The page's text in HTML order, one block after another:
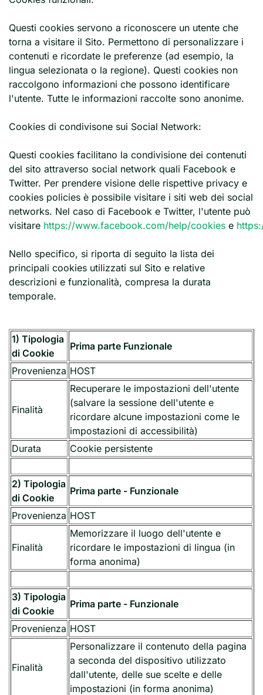
Questi cookies servono a riconoscere un utente che
torna a visitare il Sito. Permettono di personalizzare i
contenuti e ricordate le preferenze (ad esempio, la
lingua selezionata o la regione). Questi cookies non
raccolgono informazioni che possono identificare
l'utente. Tutte le informazioni raccolte sono anonime.
Cookies di condivisone sui Social Network:
Questi cookies facilitano la condivisione dei contenuti
del sito attraverso social network quali Facebook e
Twitter. Per prendere visione delle rispettive privacy e
cookies policies è possibile visitare i siti web dei social
networks. Nel caso di Facebook e Twitter, l'utente può
visitare https://www.facebook.com/help/cookies e
Nello specifico, si riporta di seguito la lista dei
principali cookies utilizzati sul Sito e relative
descrizioni e funzionalità, compresa la durata
temporale.
1) Tipologia
di Cookie
Prima parte Funzionale
Provenienza HOST
Finalità
Recuperare le impostazioni dell'utente
(salvare la sessione dell'utente e
ricordare alcune impostazioni come le
impostazioni di accessibilità)
Durata
Cookie persistente
2) Tipologia
di Cookie
Prima parte - Funzionale
Provenienza HOST
Finalità
Memorizzare il luogo dell'utente e
ricordare le impostazioni di lingua (in
forma anonima)
3) Tipologia
di Cookie
Prima parte - Funzionale
Provenienza HOST
Finalità
Personalizzare il contenuto della pagina
a seconda del dispositivo utilizzato
dall'utente, delle sue scelte e delle
impostazioni (in forma anonima)